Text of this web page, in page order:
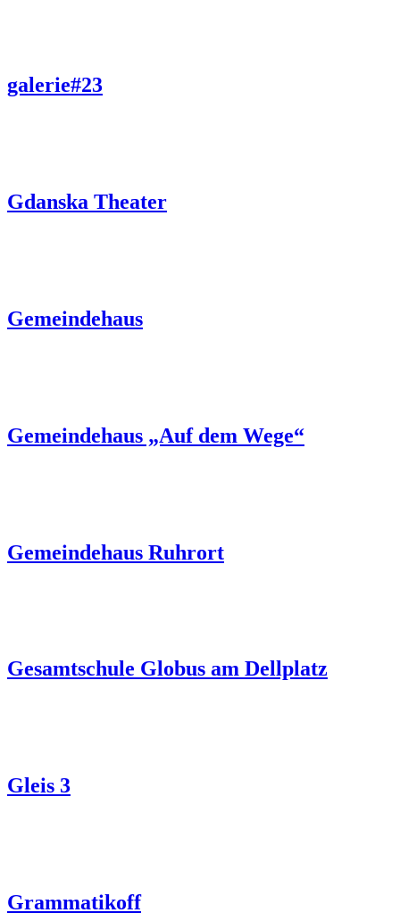
galerie#23
Gdanska Theater
Gemeindehaus
Gemeindehaus „Auf dem Wege“
Gemeindehaus Ruhrort
Gesamtschule Globus am Dellplatz
Gleis 3
Grammatikoff